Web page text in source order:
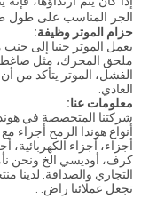
الجر المناسب على طول
حزام الموتر وظيفة:
يعمل الموتر جنبا إلى
ملحق المحرك، مثل ضاغط
الفشل، الموتر يتأكد من
العادي.
معلومات عنا:
أنواع هوندا الرمح أجزاء
أجزاء، أجزاء
كرف، أوديسي الخ ونحن
التجاري والصداقة. لدينا
تجعل عملائنا راض. .